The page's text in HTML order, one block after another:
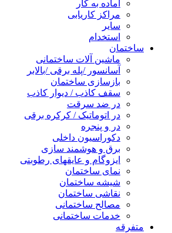
آماده به کار
مراکز کاریابی
سایر
استخدام
ساختمان
ماشین آلات ساختمانی
آسانسور /پله برقی /بالابر
بازسازی ساختمان
سقف کاذب / دیوار کاذب
در ضد سرقت
در اتوماتیک / کرکره برقی
در و پنجره
دکوراسیون داخلی
برق و هوشمند سازی
ایزوگام و عایقهای رطوبتی
نمای ساختمان
شیشه ساختمان
نقاشی ساختمان
مصالح ساختمانی
خدمات ساختمانی
متفرقه